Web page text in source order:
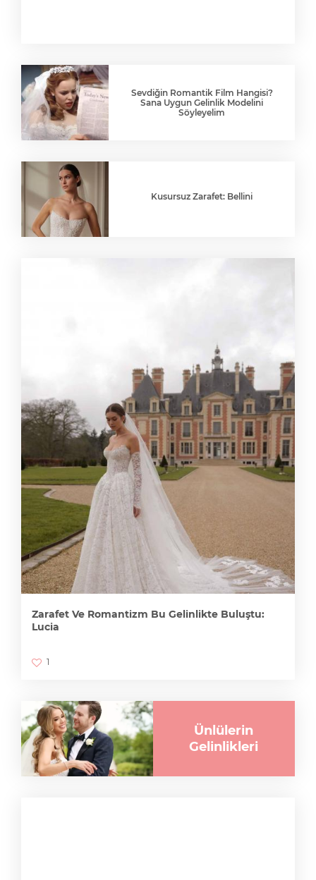
Sevdiğin Romantik Film Hangisi?
Sana Uygun Gelinlik Modelini
Söyleyelim
Kusursuz Zarafet: Bellini
Zarafet Ve Romantizm Bu Gelinlikte Buluştu:
Lucia
1
Ünlülerin
Gelinlikleri